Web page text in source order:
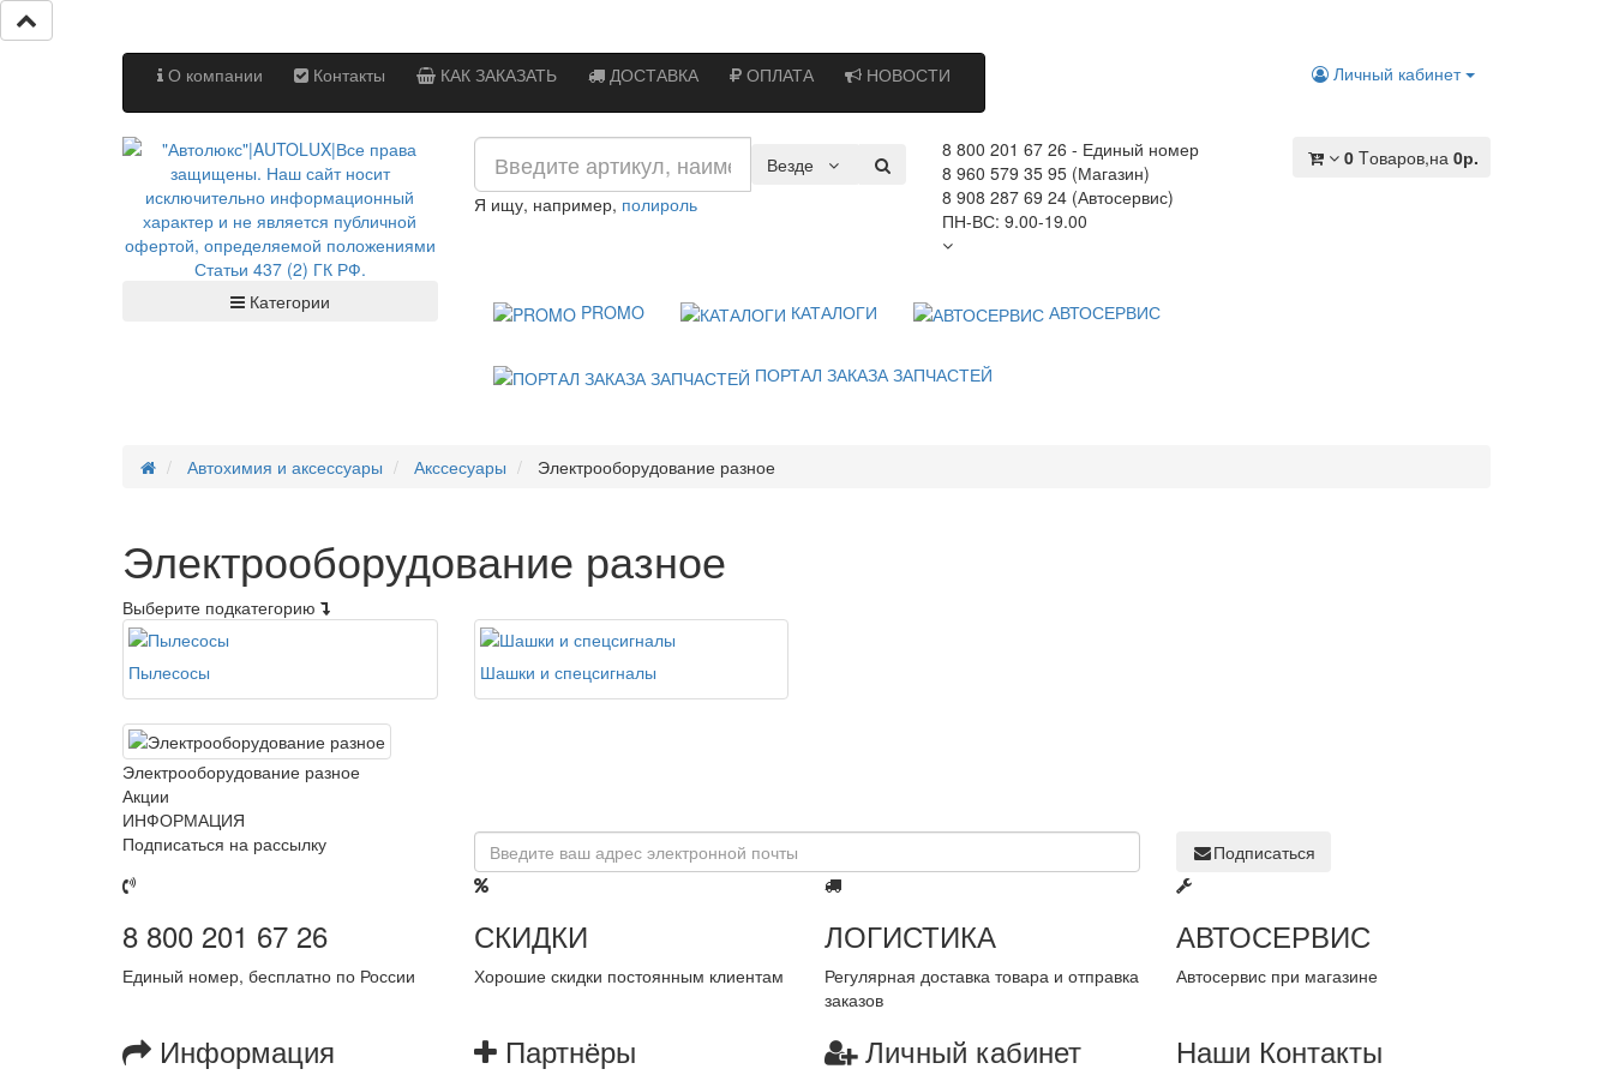
О компании Контакты КАК ЗАКАЗАТЬ ДОСТАВКА ОПЛАТА НОВОСТИ Личный кабинет
8 800 201 67 26 - Единый номер
8 960 579 35 95 (Магазин)
8 908 287 69 24 (Автосервис)
ПН-ВС: 9.00-19.00
0 Tоваров,на 0р.
Везде
Я ищу, например, полироль
PROMO КАТАЛОГИ АВТОСЕРВИС
ПОРТАЛ ЗАКАЗА ЗАПЧАСТЕЙ
Категории
Автохимия и аксессуары Акссесуары Электрооборудование разное
Электрооборудование разное
Выберите подкатегорию
Пылесосы Шашки и спецсигналы
Электрооборудование разное
Акции
ИНФОРМАЦИЯ
Подписаться на рассылку
Подписаться
8 800 201 67 26
Единый номер, бесплатно по России
СКИДКИ
Хорошие скидки постоянным клиентам
ЛОГИСТИКА
Регулярная доставка товара и отправка
заказов
АВТОСЕРВИС
Автосервис при магазине
Информация Партнёры Личный кабинет Наши Контакты